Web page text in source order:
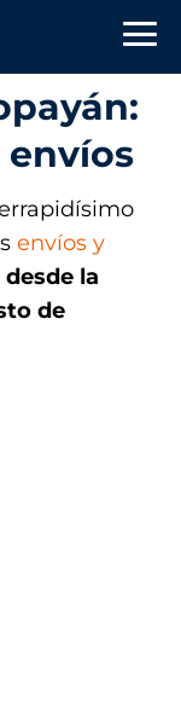
envíos
envíos y
desde la
de